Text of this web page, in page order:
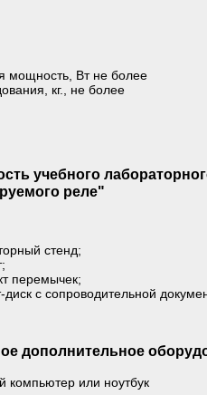
мощность, Вт не более
кг., не более
учебного
реле"
стенд;
перемычек;
диск с сопроводительной
дополнительное
компьютер или ноутбук